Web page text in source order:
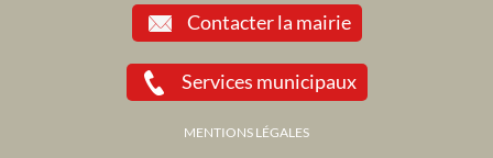
Contacter la mairie
Services municipaux
MENTIONS LÉGALES